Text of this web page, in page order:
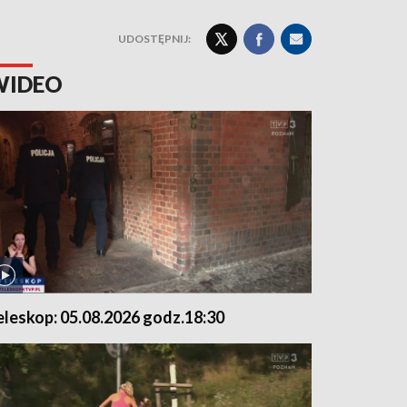
UDOSTĘPNIJ:
05.08.2026 godz.18:30